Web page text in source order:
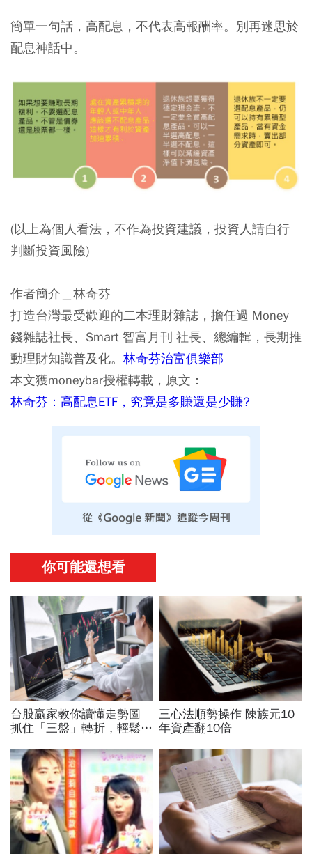
簡單一句話，高配息，不代表高報酬率。別再迷思於
配息神話中。
(以上為個人看法，不作為投資建議，投資人請自行
判斷投資風險)
作者簡介＿林奇芬
打造台灣最受歡迎的二本理財雜誌，擔任過 Money
錢雜誌社長、Smart 智富月刊 社長、總編輯，長期推
動理財知識普及化。 林奇芬治富俱樂部
本文獲moneybar授權轉載，原文：
林奇芬：高配息ETF，究竟是多賺還是少賺?